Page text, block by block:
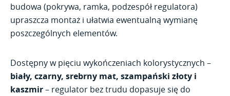
budowa (pokrywa, ramka, podzespół regulatora)
upraszcza montaż i ułatwia ewentualną wymianę
poszczególnych elementów.
Dostępny w pięciu wykończeniach kolorystycznych –
biały, czarny, srebrny mat, szampański złoty i
kaszmir– regulator bez trudu dopasuje się do